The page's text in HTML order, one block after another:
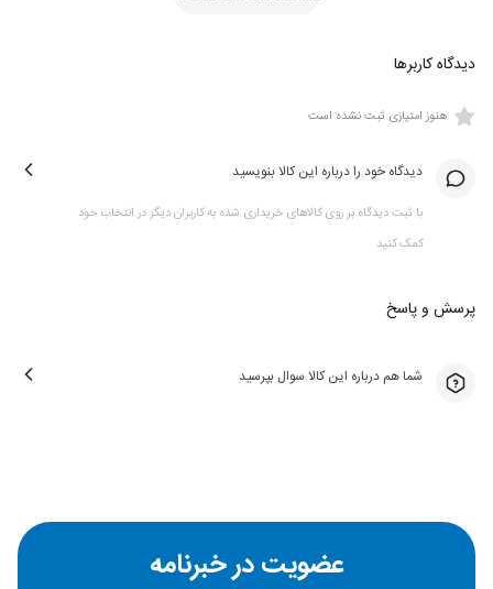
دیدگاه کاربرها
هنوز امتیازی ثبت نشده است
دیدگاه خود را درباره این کالا بنویسید
با ثبت دیدگاه بر روی کالاهای خریداری شده به کاربران دیگر در انتخاب خود
کمک کنید
پرسش و پاسخ
شما هم درباره این کالا سوال بپرسید
عضویت در خبرنامه